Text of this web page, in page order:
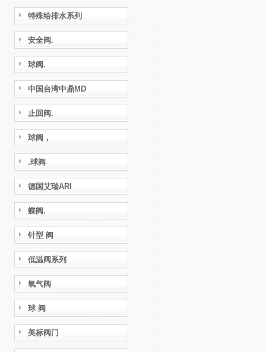
特殊给排水系列
安全阀.
球阀.
中国台湾中鼎MD
止回阀.
球阀，
.球阀
德国艾瑞ARI
蝶阀.
针型 阀
低温阀系列
氧气阀
球 阀
美标阀门